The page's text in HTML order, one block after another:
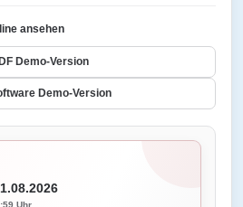
ansehen
Demo-Version
Demo-Version
Uhr